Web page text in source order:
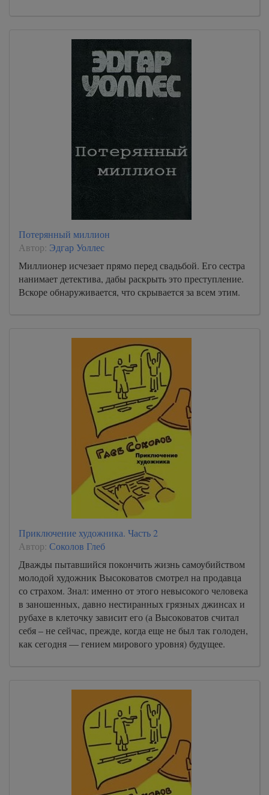
Потерянный миллион
Автор: Эдгар Уоллес
Миллионер исчезает прямо перед свадьбой. Его сестра
нанимает детектива, дабы раскрыть это преступление.
Вскоре обнаруживается, что скрывается за всем этим.
Приключение художника. Часть 2
Автор: Соколов Глеб
Дважды пытавшийся покончить жизнь самоубийством
молодой художник Высоковатов смотрел на продавца
со страхом. Знал: именно от этого невысокого человека
в заношенных, давно нестиранных грязных джинсах и
рубахе в клеточку зависит его (а Высоковатов считал
себя – не сейчас, прежде, когда еще не был так голоден,
как сегодня — гением мирового уровня) будущее.